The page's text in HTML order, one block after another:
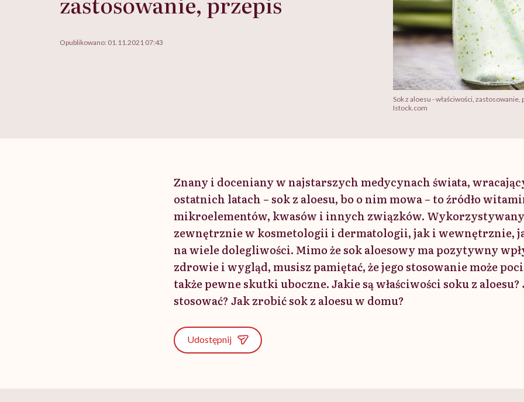
Opublikowano: 01.11.2021 07:43
Sok z aloesu - właściwości, zastosowanie,
Istock.com
Znany i doceniany w najstarszych medycynach świata,
ostatnich latach – sok z aloesu, bo o nim mowa – to źródło
mikroelementów, kwasów i innych związków.
zewnętrznie w kosmetologii i dermatologii, jak i wewnętrznie,
na wiele dolegliwości. Mimo że sok aloesowy ma pozytywny
zdrowie i wygląd, musisz pamiętać, że jego stosowanie może
także pewne skutki uboczne. Jakie są właściwości soku z aloesu?
stosować? Jak zrobić sok z aloesu w domu?
Udostępnij